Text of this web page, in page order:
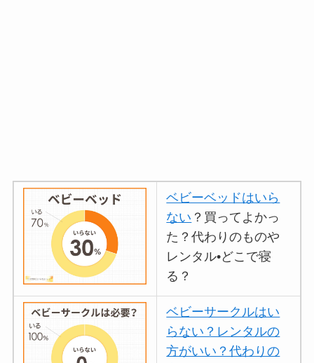
ベビーベッドはいら
ない ？買ってよかっ
た？代わりのものや
レンタル•どこで寝
る？
ベビーサークルはい
らない？レンタルの
方がいい？代わりの